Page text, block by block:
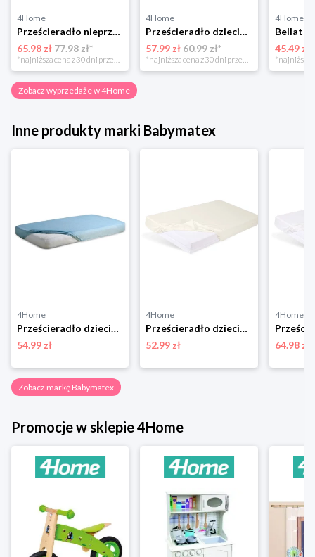
4Home
Prześcieradło nieprzepuszczalne Matex Jersey ecru,70 x 140 x 10 cm, 70 x 140 cm
65.98 zł77.98 zł*
4Home
Prześcieradło dziecięce Bamboo różowy, 60 x 120 cm, 60 x 120 cm BabyMatex
57.99 zł 60.99 zł*
4Home
45.49 zł
Zobacz wyprzedaże w 4Home
Inne produkty marki Babymatex
4Home
Prześcieradło dziecięce nieprzepuszczalne jersey niebieski, 60 x 120 cm BabyMatex
54.99 zł
4Home
Prześcieradło dziecięce Bamboo żółty, 60 x 120 cm, 60 x 120 cm BabyMatex
52.99 zł
4Home
64.98 zł
Zobacz markę Babymatex
Promocje w sklepie 4Home